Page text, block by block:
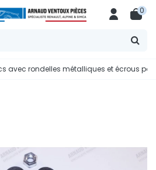
0
avec rondelles métalliques et écrous